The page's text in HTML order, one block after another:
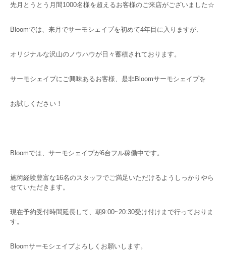
先月とうとう月間1000名様を超えるお客様のご来店がございました☆
Bloomでは、来月でサーモシェイプを初めて4年目に入りますが、
オリジナルな沢山のノウハウが日々蓄積されております。
サーモシェイプにご興味あるお客様、是非Bloomサーモシェイプを
お試しください！
Bloomでは、サーモシェイプが6台フル稼働中です。
施術経験豊富な16名のスタッフでご満足いただけるようしっかりやら
せていただきます。
現在予約受付時間延長して、朝9:00~20:30受け付けまで行っておりま
す。
Bloomサーモシェイプよろしくお願いします。